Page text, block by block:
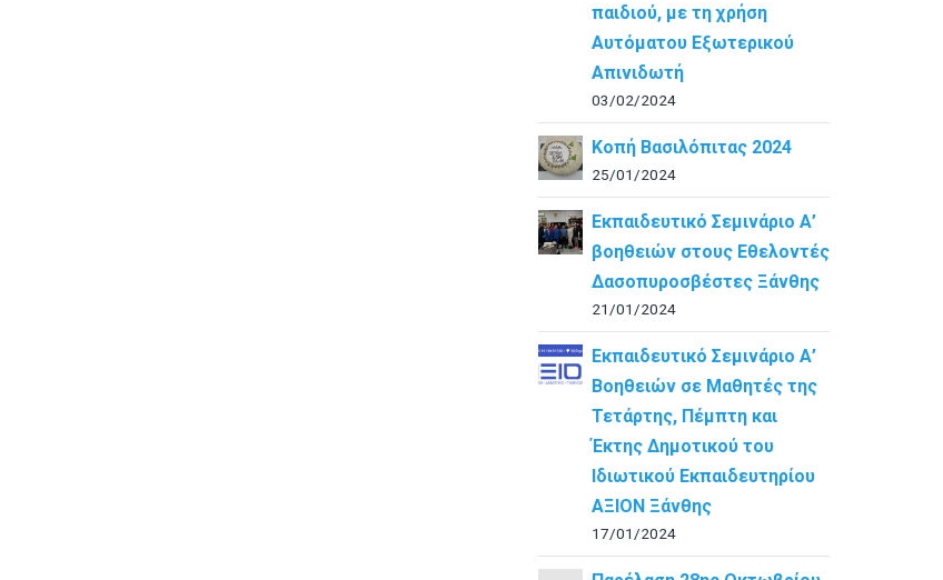
παιδιού, με τη χρήση
Αυτόματου Εξωτερικού
Απινιδωτή
03/02/2024
Κοπή Βασιλόπιτας 2024
25/01/2024
Εκπαιδευτικό Σεμινάριο Α’
βοηθειών στους Εθελοντές
Δασοπυροσβέστες Ξάνθης
21/01/2024
Εκπαιδευτικό Σεμινάριο Α’
Βοηθειών σε Μαθητές της
Τετάρτης, Πέμπτη και
Έκτης Δημοτικού του
Ιδιωτικού Εκπαιδευτηρίου
ΑΞΙΟΝ Ξάνθης
17/01/2024